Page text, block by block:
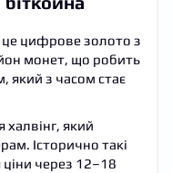
це цифрове золото з
монет, що робить
який з часом стає
халвінг, який
Історично такі
ціни через 12–18